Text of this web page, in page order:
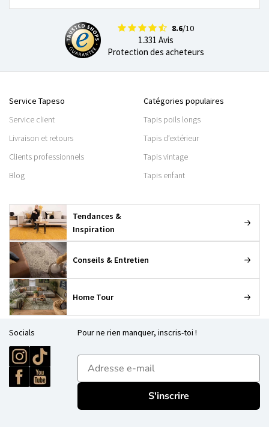
8.6/10
1.331 Avis
Protection des acheteurs
Service Tapeso
Service client
Livraison et retours
Clients professionnels
Blog
Catégories populaires
Tapis poils longs
Tapis d’extérieur
Tapis vintage
Tapis enfant
Tendances &
Inspiration
Conseils & Entretien
Home Tour
Socials Pour ne rien manquer, inscris-toi !
E-mailadres
S'inscrire